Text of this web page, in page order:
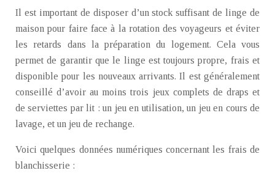
Il est important de disposer d’un stock suffisant de linge de
maison pour faire face à la rotation des voyageurs et éviter
les retards dans la préparation du logement. Cela vous
permet de garantir que le linge est toujours propre, frais et
disponible pour les nouveaux arrivants. Il est généralement
conseillé d’avoir au moins trois jeux complets de draps et
de serviettes par lit : un jeu en utilisation, un jeu en cours de
lavage, et un jeu de rechange.
Voici quelques données numériques concernant les frais de
blanchisserie :